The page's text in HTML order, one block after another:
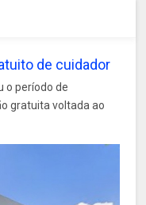
de cuidador
o período de
gratuita voltada ao